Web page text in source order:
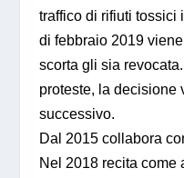
traffico di rifiuti tossici
di febbraio 2019
scorta gli sia
proteste, la decisione
successivo.
Dal 2015 collabora
Nel 2018 recita come